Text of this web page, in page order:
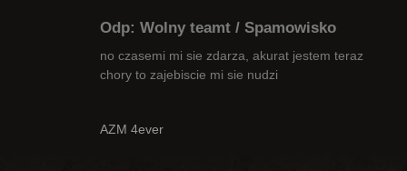
Odp: Wolny teamt / Spamowisko
no czasemi mi sie zdarza, akurat jestem teraz
chory to zajebiscie mi sie nudzi
AZM 4ever